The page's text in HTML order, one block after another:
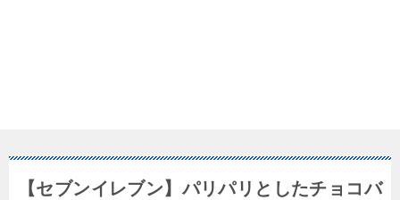
【セブンイレブン】パリパリとしたチョコバ